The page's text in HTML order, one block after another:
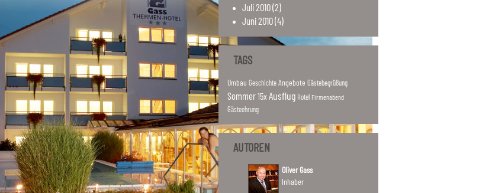
Juli2010(2)
Juni2010(4)
TAGS
Umbau Geschichte Angebote Gästebegrüßung
Sommer15xAusflug Hotel Firmenabend
Gästeehrung
AUTOREN
Oliver Gass
Inhaber